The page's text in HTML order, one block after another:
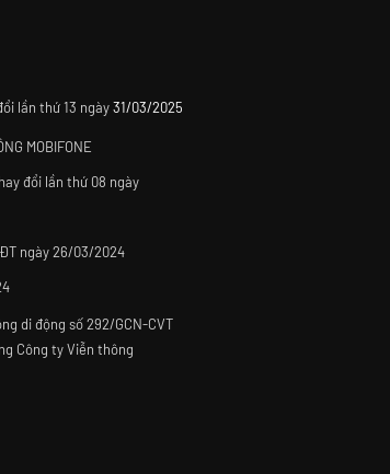
lần thứ 13 ngày31/03/2025
MOBIFONE
đổi lần thứ 08 ngày
ngày 26/03/2024
di động số 292/GCN-CVT
Công ty Viễn thông